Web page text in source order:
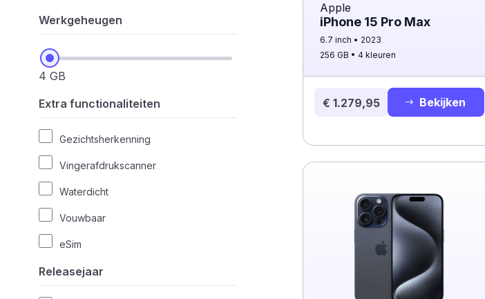
Werkgeheugen
4 GB
Extra functionaliteiten
Gezichtsherkenning
Vingerafdrukscanner
Waterdicht
Vouwbaar
eSim
Releasejaar
Apple
iPhone 15 Pro Max
6.7 inch
2023
256 GB
4 kleuren
€ 1.279,95 Bekijken